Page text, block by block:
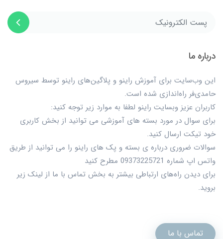
درباره ما
این وب‌سایت برای آموزش راینو و پلاگین‌های راینو توسط سیروس
حامدی‌فر راه‌اندازی شده است.
کاربران عزیز وبسایت راینو لطفا به موارد زیر توجه کنید:
برای سوال در مورد بسته های آموزشی می توانید از بخش کاربری
خود تیکت ارسال کنید.
سوالات ضروری درباره ی بسته و پک های راینو را می توانید از طریق
واتس اپ شماره 09373225721 مطرح کنید
برای دیدن راه‌های ارتباطی بیشتر به بخش تماس با ما از لینک زیر
بروید.
تماس با ما